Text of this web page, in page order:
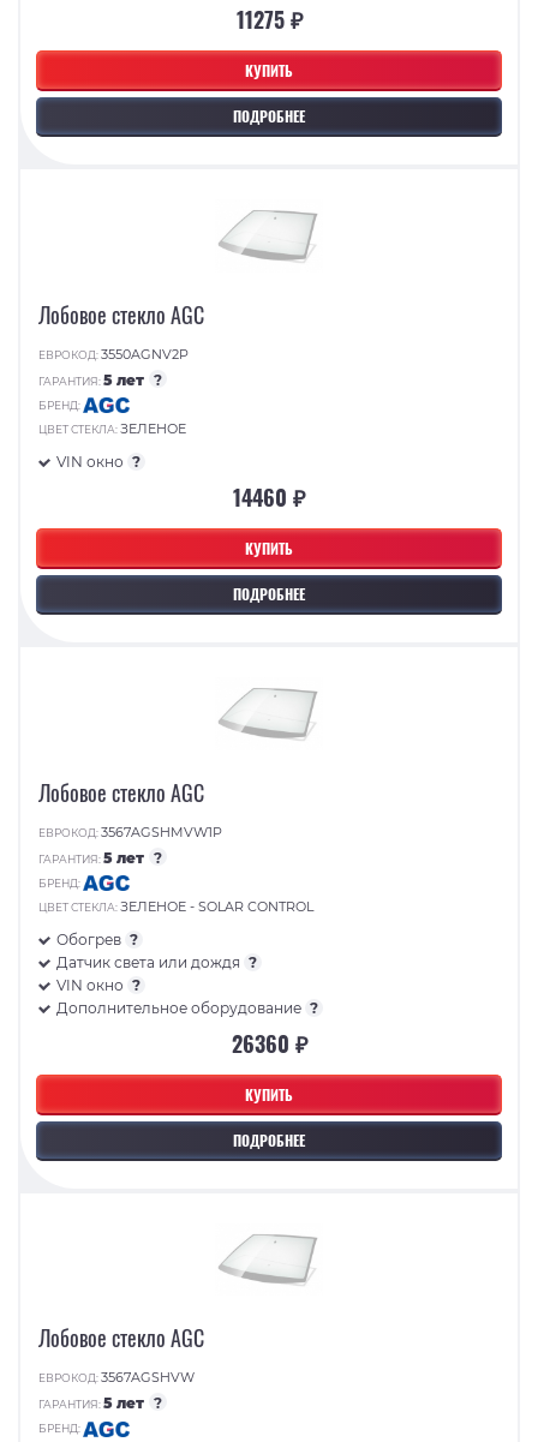
КУПИТЬ
ПОДРОБНЕЕ
11275 ₽
КУПИТЬ
ПОДРОБНЕЕ
Лобовое стекло AGC
ЕВРОКОД:3550AGNV2P
ГАРАНТИЯ:5 лет ?
БРЕНД:
ЦВЕТ СТЕКЛА:ЗЕЛЕНОЕ
VIN окно ?
14460 ₽
КУПИТЬ
ПОДРОБНЕЕ
Лобовое стекло AGC
ЕВРОКОД:3567AGSHMVW1P
ГАРАНТИЯ:5 лет ?
БРЕНД:
ЦВЕТ СТЕКЛА:ЗЕЛЕНОЕ - SOLAR CONTROL
Обогрев ?
Датчик света или дождя ?
VIN окно ?
Дополнительное оборудование ?
26360 ₽
Лобовое стекло AGC
ЕВРОКОД:3567AGSHVW
ГАРАНТИЯ:5 лет ?
БРЕНД: